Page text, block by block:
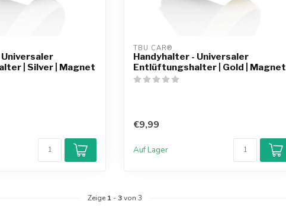
| Silver | Magnet
TBU CAR®
Handyhalter - Universaler
Entlüftungshalter | Gold | Magnet
€9,99
Auf Lager
Zeige 1 -3von 3